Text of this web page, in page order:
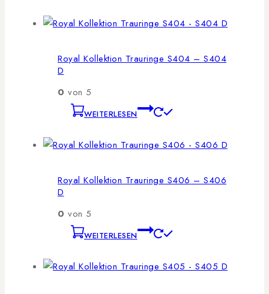
Royal Kollektion Trauringe S404 – S404
D
0 von 5
WEITERLESEN
Royal Kollektion Trauringe S406 – S406
D
0 von 5
WEITERLESEN